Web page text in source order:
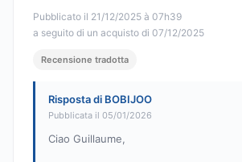
Pubblicato il 21/12/2025 à 07h39
a seguito di un acquisto di 07/12/2025
Recensione tradotta
Risposta di BOBIJOO
Pubblicata il 05/01/2026
Ciao Guillaume,